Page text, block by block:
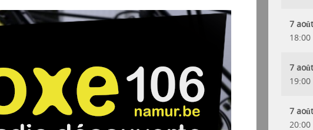
7
18:00
7
19:00
7
20:00